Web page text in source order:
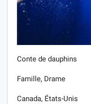
Conte de dauphins
Famille, Drame
Canada, États-Unis